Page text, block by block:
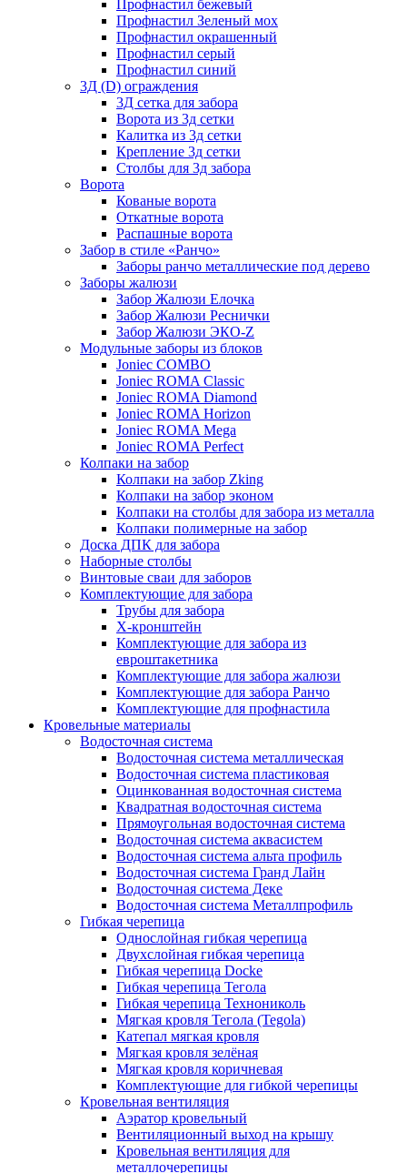
Профнастил бежевый
Профнастил Зеленый мох
Профнастил окрашенный
Профнастил серый
Профнастил синий
3Д (D) ограждения
3Д сетка для забора
Ворота из 3д сетки
Калитка из 3д сетки
Крепление 3д сетки
Столбы для 3д забора
Ворота
Кованые ворота
Откатные ворота
Распашные ворота
Забор в стиле «Ранчо»
Заборы ранчо металлические под дерево
Заборы жалюзи
Забор Жалюзи Елочка
Забор Жалюзи Реснички
Забор Жалюзи ЭКО-Z
Модульные заборы из блоков
Joniec COMBO
Joniec ROMA Classic
Joniec ROMA Diamond
Joniec ROMA Horizon
Joniec ROMA Mega
Joniec ROMA Perfect
Колпаки на забор
Колпаки на забор Zking
Колпаки на забор эконом
Колпаки на столбы для забора из металла
Колпаки полимерные на забор
Доска ДПК для забора
Наборные столбы
Винтовые сваи для заборов
Комплектующие для забора
Трубы для забора
Х-кронштейн
Комплектующие для забора из
евроштакетника
Комплектующие для забора жалюзи
Комплектующие для забора Ранчо
Комплектующие для профнастила
Кровельные материалы
Водосточная система
Водосточная система металлическая
Водосточная система пластиковая
Оцинкованная водосточная система
Квадратная водосточная система
Прямоугольная водосточная система
Водосточная система аквасистем
Водосточная система альта профиль
Водосточная система Гранд Лайн
Водосточная система Деке
Водосточная система Металлпрофиль
Гибкая черепица
Однослойная гибкая черепица
Двухслойная гибкая черепица
Гибкая черепица Docke
Гибкая черепица Тегола
Гибкая черепица Технониколь
Мягкая кровля Тегола (Tegola)
Катепал мягкая кровля
Мягкая кровля зелёная
Мягкая кровля коричневая
Комплектующие для гибкой черепицы
Кровельная вентиляция
Аэратор кровельный
Вентиляционный выход на крышу
Кровельная вентиляция для
металлочерепицы